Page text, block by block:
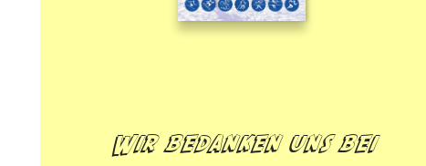
Wir bedanken uns bei